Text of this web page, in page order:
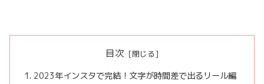
目次
2023年インスタで完結！文字が時間差で出るリール編